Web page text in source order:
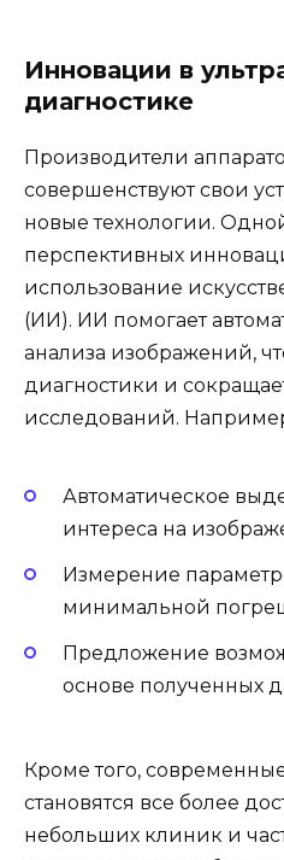
Инновации в
диагностике
Производители
совершенствуют свои
новые технологии.
перспективных
использование
(ИИ). ИИ помогает
анализа изображений,
диагностики и
исследований.
Автоматическое
интереса на
Измерение
минимальной
Предложение
основе полученных
Кроме того,
становятся все более
небольших клиник и